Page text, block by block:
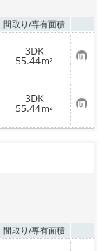
間取り/専有面積
3DK
55.44m² お
気
に
入
り
登
録
3DK
55.44m² お
気
に
り
間取り/専有面積